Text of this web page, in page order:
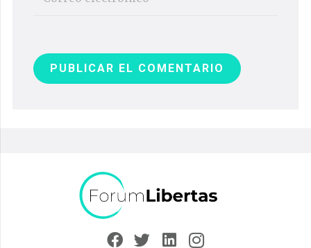
PUBLICAR EL COMENTARIO